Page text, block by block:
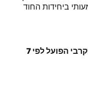
ביחידות החוד
קורס העומד כתקדים בענף הכושר הקרבי הפועל לפי 7